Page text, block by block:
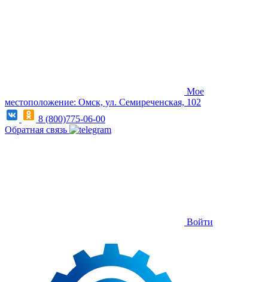
Мое
местоположение: Омск, ул. Семиреченская, 102
8 (800)775-06-00
Обратная связь
Войти